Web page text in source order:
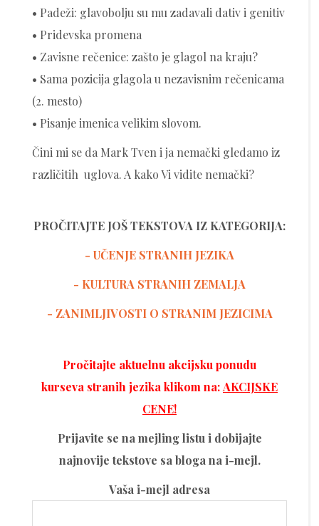
• Padeži: glavobolju su mu zadavali dativ i genitiv
• Pridevska promena
• Zavisne rečenice: zašto je glagol na kraju?
• Sama pozicija glagola u nezavisnim rečenicama
(2. mesto)
• Pisanje imenica velikim slovom.
Čini mi se da Mark Tven i ja nemački gledamo iz
različitih uglova. A kako Vi vidite nemački?
PROČITAJTE JOŠ TEKSTOVA IZ KATEGORIJA:
- UČENJE STRANIH JEZIKA
- KULTURA STRANIH ZEMALJA
- ZANIMLJIVOSTI O STRANIM JEZICIMA
Pročitajte aktuelnu akcijsku ponudu
kurseva stranih jezika klikom na:AKCIJSKE
CENE!
Prijavite se na mejling listu i dobijajte
najnovije tekstove sa bloga na i-mejl.
Vaša i-mejl adresa